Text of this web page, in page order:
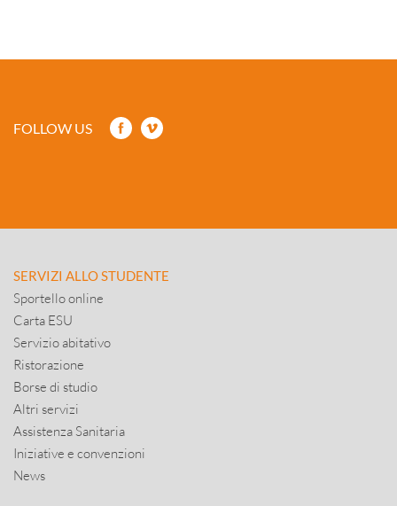
FOLLOW US
SERVIZI ALLO STUDENTE
Sportello online
Carta ESU
Servizio abitativo
Ristorazione
Borse di studio
Altri servizi
Assistenza Sanitaria
Iniziative e convenzioni
News